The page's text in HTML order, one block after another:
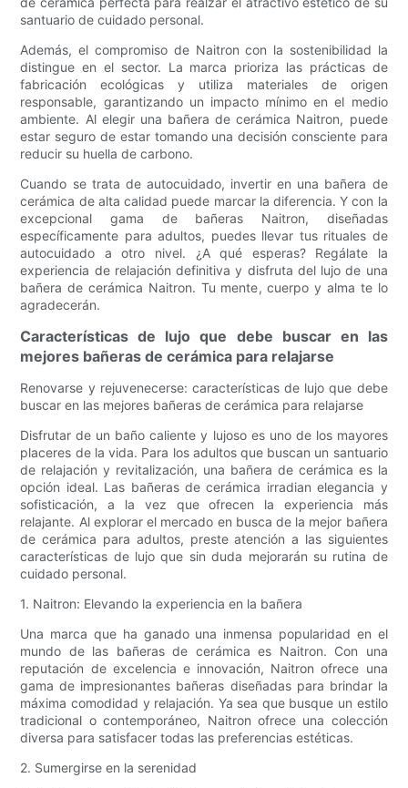
santuario de cuidado personal.
Además, el compromiso de Naitron con la sostenibilidad la
distingue en el sector. La marca prioriza las prácticas de
fabricación ecológicas y utiliza materiales de origen
responsable, garantizando un impacto mínimo en el medio
ambiente. Al elegir una bañera de cerámica Naitron, puede
estar seguro de estar tomando una decisión consciente para
reducir su huella de carbono.
Cuando se trata de autocuidado, invertir en una bañera de
cerámica de alta calidad puede marcar la diferencia. Y con la
excepcional gama de bañeras Naitron, diseñadas
específicamente para adultos, puedes llevar tus rituales de
autocuidado a otro nivel. ¿A qué esperas? Regálate la
experiencia de relajación definitiva y disfruta del lujo de una
bañera de cerámica Naitron. Tu mente, cuerpo y alma te lo
agradecerán.
Características de lujo que debe buscar en las
mejores bañeras de cerámica para relajarse
Renovarse y rejuvenecerse: características de lujo que debe
buscar en las mejores bañeras de cerámica para relajarse
Disfrutar de un baño caliente y lujoso es uno de los mayores
placeres de la vida. Para los adultos que buscan un santuario
de relajación y revitalización, una bañera de cerámica es la
opción ideal. Las bañeras de cerámica irradian elegancia y
sofisticación, a la vez que ofrecen la experiencia más
relajante. Al explorar el mercado en busca de la mejor bañera
de cerámica para adultos, preste atención a las siguientes
características de lujo que sin duda mejorarán su rutina de
cuidado personal.
1. Naitron: Elevando la experiencia en la bañera
Una marca que ha ganado una inmensa popularidad en el
mundo de las bañeras de cerámica es Naitron. Con una
reputación de excelencia e innovación, Naitron ofrece una
gama de impresionantes bañeras diseñadas para brindar la
máxima comodidad y relajación. Ya sea que busque un estilo
tradicional o contemporáneo, Naitron ofrece una colección
diversa para satisfacer todas las preferencias estéticas.
2. Sumergirse en la serenidad